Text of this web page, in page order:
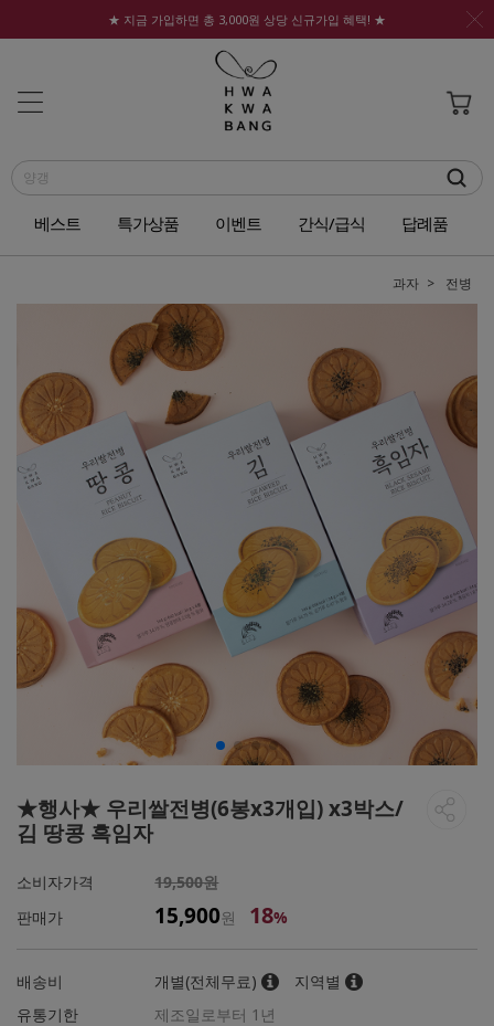
★ 지금 가입하면 총 3,000원 상당 신규가입 혜택! ★
베스트 특가상품 이벤트 간식/급식 답례품
과자 전병
★행사★ 우리쌀전병(6봉x3개입) x3박스/
김 땅콩 흑임자
소비자가격
19,500원
판매가
15,900원 18%
배송비 개별(전체무료)
지역별
유통기한
제조일로부터 1년